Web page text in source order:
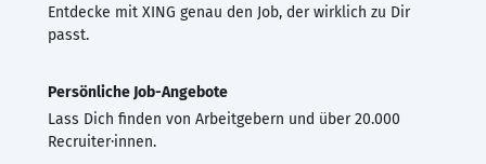
Entdecke mit XING genau den Job, der wirklich zu Dir
passt.
Persönliche Job-Angebote
Lass Dich finden von Arbeitgebern und über 20.000
Recruiter·innen.